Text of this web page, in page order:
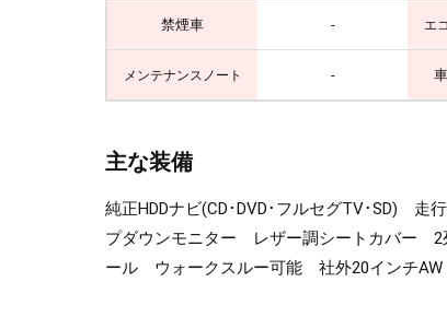
禁煙車 - エ
メンテナンスノート -
主な装備
純正HDDナビ(CD･DVD･フルセグTV･SD)
プダウンモニター レザー調シートカバー
ール ウォークスルー可能 社外20インチ